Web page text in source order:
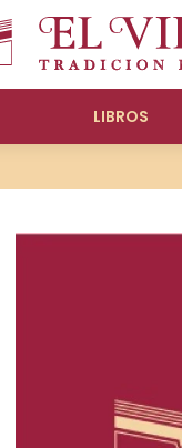
LIBROS